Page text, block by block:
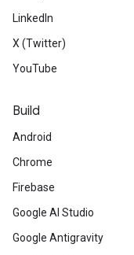
LinkedIn
X (Twitter)
YouTube
Build
Android
Chrome
Firebase
Google AI Studio
Google Antigravity